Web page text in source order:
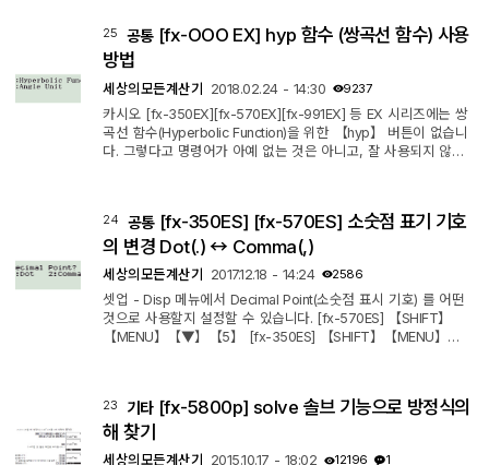
25 공통 [fx-OOO EX] hyp 함수 (쌍곡선 함수) 사용
방법
세상의모든계산기 2018.02.24 - 14:30 9237
카시오 [fx-350EX][fx-570EX][fx-991EX] 등 EX 시리즈에는 쌍
곡선 함수(Hyperbolic Function)을 위한 【hyp】 버튼이 없습니
다. 그렇다고 명령어가 아예 없는 것은 아니고, 잘 사용되지 않는
24 공통 [fx-350ES] [fx-570ES] 소숫점 표기 기호
의 변경 Dot(.) ↔ Comma(,)
세상의모든계산기 2017.12.18 - 14:24 2586
셋업 - Disp 메뉴에서 Decimal Point(소숫점 표시 기호) 를 어떤
것으로 사용할지 설정할 수 있습니다. [fx-570ES] 【SHIFT】
【MENU】【▼】【5】 [fx-350ES] 【SHIFT】【MENU】
23 기타 [fx-5800p] solve 솔브 기능으로 방정식의
해 찾기
세상의모든계산기 2015.10.17 - 18:02 12196 1